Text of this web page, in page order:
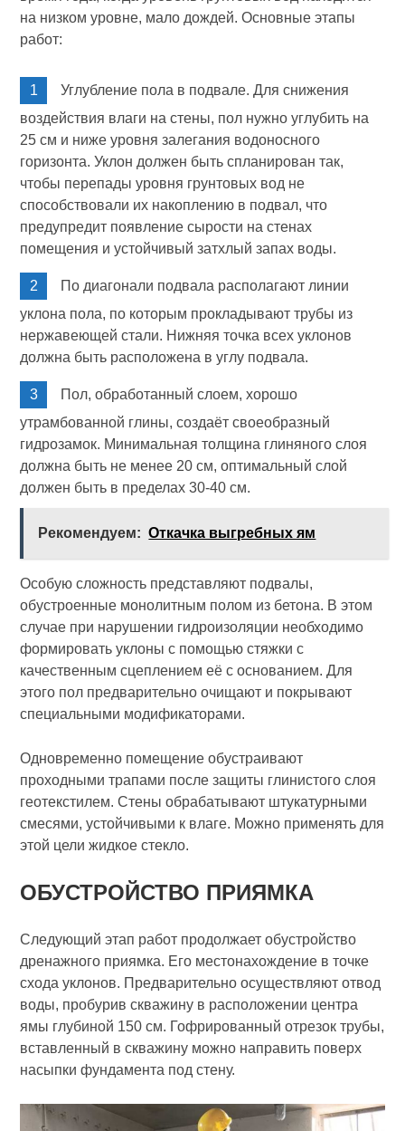
на низком уровне, мало дождей. Основные этапы
работ:
Углубление пола в подвале. Для снижения
воздействия влаги на стены, пол нужно углубить на
25 см и ниже уровня залегания водоносного
горизонта. Уклон должен быть спланирован так,
чтобы перепады уровня грунтовых вод не
способствовали их накоплению в подвал, что
предупредит появление сырости на стенах
помещения и устойчивый затхлый запах воды.
По диагонали подвала располагают линии
уклона пола, по которым прокладывают трубы из
нержавеющей стали. Нижняя точка всех уклонов
должна быть расположена в углу подвала.
Пол, обработанный слоем, хорошо
утрамбованной глины, создаёт своеобразный
гидрозамок. Минимальная толщина глиняного слоя
должна быть не менее 20 см, оптимальный слой
должен быть в пределах 30-40 см.
Рекомендуем: Откачка выгребных ям
Особую сложность представляют подвалы,
обустроенные монолитным полом из бетона. В этом
случае при нарушении гидроизоляции необходимо
формировать уклоны с помощью стяжки с
качественным сцеплением её с основанием. Для
этого пол предварительно очищают и покрывают
специальными модификаторами.
Одновременно помещение обустраивают
проходными трапами после защиты глинистого слоя
геотекстилем. Стены обрабатывают штукатурными
смесями, устойчивыми к влаге. Можно применять для
этой цели жидкое стекло.
ОБУСТРОЙСТВО ПРИЯМКА
Следующий этап работ продолжает обустройство
дренажного приямка. Его местонахождение в точке
схода уклонов. Предварительно осуществляют отвод
воды, пробурив скважину в расположении центра
ямы глубиной 150 см. Гофрированный отрезок трубы,
вставленный в скважину можно направить поверх
насыпки фундамента под стену.